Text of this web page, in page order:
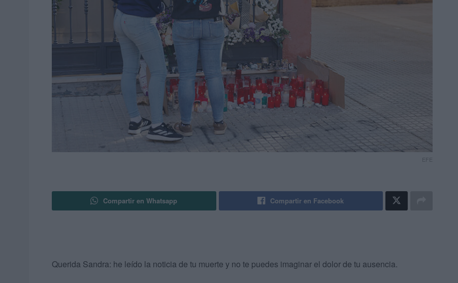
EFE
Compartir en Whatsapp Compartir en Facebook
Querida Sandra: he leído la noticia de tu muerte y no te puedes imaginar el dolor de tu ausencia.